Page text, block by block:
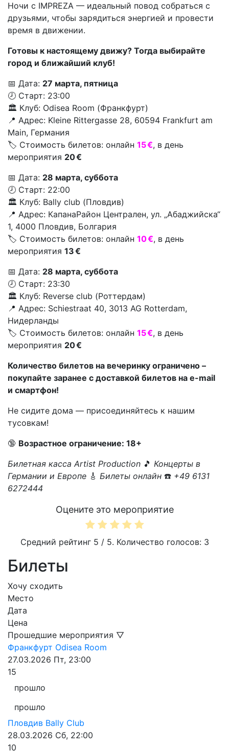
Ночи с IMPREZA — идеальный повод собраться с
друзьями, чтобы зарядиться энергией и провести
время в движении.
Готовы к настоящему движу? Тогда выбирайте
город и ближайший клуб!
📅 Дата: 27 марта, пятница
🕗 Старт: 23:00
🏛️ Клуб: Odisea Room (Франкфурт)
📍 Адрес: Kleine Rittergasse 28, 60594 Frankfurt am
Main, Германия
🏷️ Стоимость билетов: онлайн 15 €, в день
мероприятия 20 €
📅 Дата: 28 марта, суббота
🕗 Старт: 22:00
🏛️ Клуб: Bally club (Пловдив)
📍 Адрес: КапанаРайон Централен, ул. „Абаджийска“
1, 4000 Пловдив, Болгария
🏷️ Стоимость билетов: онлайн 10 €, в день
мероприятия 13 €
📅 Дата: 28 марта, суббота
🕗 Старт: 23:30
🏛️ Клуб: Reverse club (Роттердам)
📍 Адрес: Schiestraat 40, 3013 AG Rotterdam,
Нидерланды
🏷️ Стоимость билетов: онлайн 15 €, в день
мероприятия 20 €
Количество билетов на вечеринку ограничено –
покупайте заранее с доставкой билетов на e-mail
и смартфон!
Не сидите дома — присоединяйтесь к нашим
тусовкам!
🔞 Возрастное ограничение: 18+
Билетная касса Artist Production 🎵 Концерты в
Германии и Европе 🎸 Билеты онлайн ☎️ +49 6131
6272444
Оцените это мероприятие
Средний рейтинг 5 / 5. Количество голосов: 3
Билеты
Хочу сходить
Место
Дата
Цена
Прошедшие мероприятия ▽
Франкфурт Odisea Room
27.03.2026 Пт, 23:00
15
прошло
прошло
Пловдив Bally Club
28.03.2026 Сб, 22:00
10